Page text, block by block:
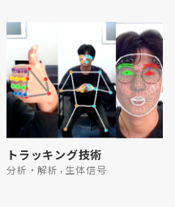
トラッキング技術
分析・解析 , 生体信号